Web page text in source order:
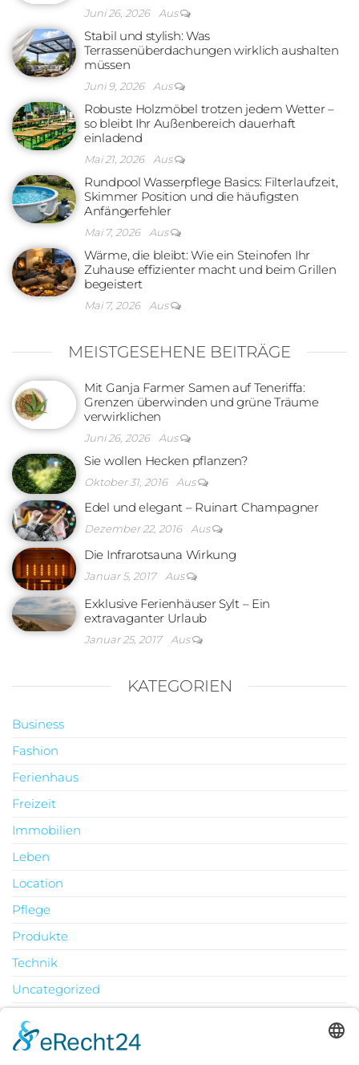
Juni 26, 2026 Aus
Stabil und stylish: Was
Terrassenüberdachungen wirklich aushalten
müssen
Juni 9, 2026 Aus
Robuste Holzmöbel trotzen jedem Wetter –
so bleibt Ihr Außenbereich dauerhaft
einladend
Mai 21, 2026 Aus
Rundpool Wasserpflege Basics: Filterlaufzeit,
Skimmer Position und die häufigsten
Anfängerfehler
Mai 7, 2026 Aus
Wärme, die bleibt: Wie ein Steinofen Ihr
Zuhause effizienter macht und beim Grillen
begeistert
Mai 7, 2026 Aus
MEISTGESEHENE BEITRÄGE
Mit Ganja Farmer Samen auf Teneriffa:
Grenzen überwinden und grüne Träume
verwirklichen
Juni 26, 2026 Aus
Sie wollen Hecken pflanzen?
Oktober 31, 2016 Aus
Edel und elegant – Ruinart Champagner
Dezember 22, 2016 Aus
Die Infrarotsauna Wirkung
Januar 5, 2017 Aus
Exklusive Ferienhäuser Sylt – Ein
extravaganter Urlaub
Januar 25, 2017 Aus
KATEGORIEN
Business
Fashion
Ferienhaus
Freizeit
Immobilien
Leben
Location
Pflege
Produkte
Technik
Uncategorized